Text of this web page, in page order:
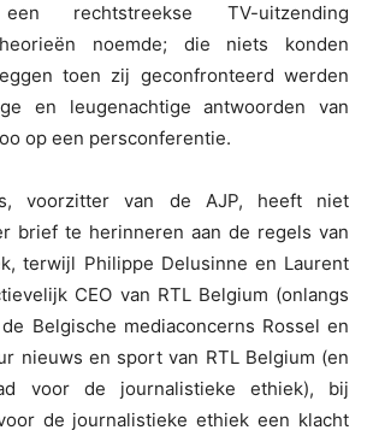
rechtstreekse TV-uitzending
noemde; die niets konden
toen zij geconfronteerd werden
en leugenachtige antwoorden van
op een persconferentie.
voorzitter van de AJP, heeft niet
brief te herinneren aan de regels van
terwijl Philippe Delusinne en Laurent
CEO van RTL Belgium (onlangs
Belgische mediaconcerns Rossel en
nieuws en sport van RTL Belgium (en
voor de journalistieke ethiek), bij
de journalistieke ethiek een klacht